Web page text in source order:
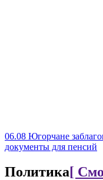
06.08 Югорчане
документы для пенсий
Политика[